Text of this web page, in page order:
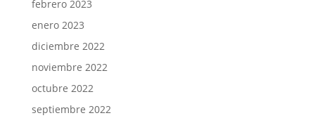
febrero 2023
enero 2023
diciembre 2022
noviembre 2022
octubre 2022
septiembre 2022